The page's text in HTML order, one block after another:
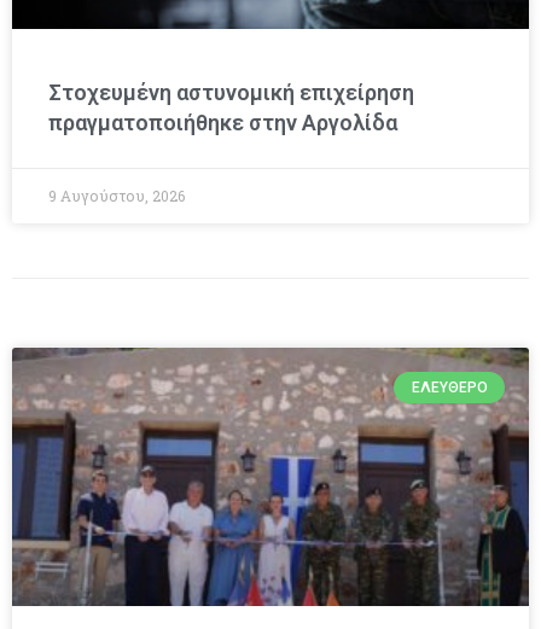
Στοχευμένη αστυνομική επιχείρηση
πραγματοποιήθηκε στην Αργολίδα
9 Αυγούστου, 2026
ΕΛΕΎΘΕΡΟ